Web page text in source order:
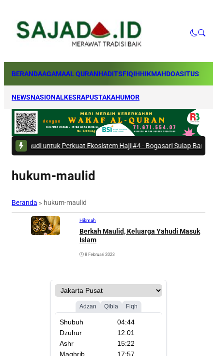
BERANDAAGAMAAL QURANHADITSFIQIHHIKMAHDOASITUS
NEWSNASIONALKESRAPUSTAKAHUMOR
untuk Perkuat Ekosistem Haji|#4 -Bogasari Sulap Bantaran Kali
hukum-maulid
Beranda » hukum-maulid
Hikmah
Berkah Maulid, Keluarga Yahudi Masuk
Islam
8 Februari 2023